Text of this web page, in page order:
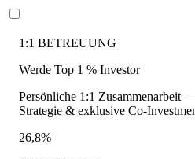
1:1 BETREUUNG
Werde Top 1 % Investor
Persönliche 1:1 Zusammenarbeit
Strategie & exklusive Co-
26,8%